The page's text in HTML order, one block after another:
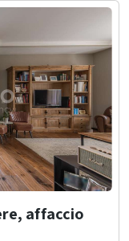
affaccio